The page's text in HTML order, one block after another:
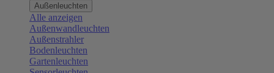
Außenleuchten
Alle anzeigen
Außenwandleuchten
Außenstrahler
Bodenleuchten
Gartenleuchten